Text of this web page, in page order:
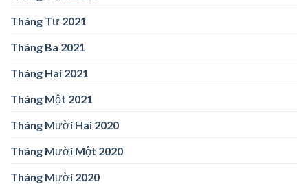
Tháng Tư 2021
Tháng Ba 2021
Tháng Hai 2021
Tháng Một 2021
Tháng Mười Hai 2020
Tháng Mười Một 2020
Tháng Mười 2020